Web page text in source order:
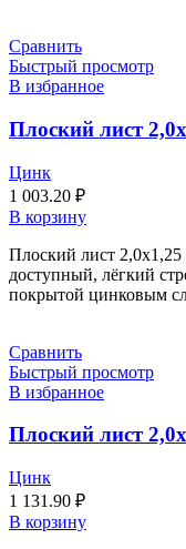
Сравнить
Быстрый просмотр
В избранное
Плоский лист
Цинк
1 003.20 ₽
В корзину
Плоский лист
доступный, лёгкий
покрытой цинковым
Сравнить
Быстрый просмотр
В избранное
Плоский лист
Цинк
1 131.90 ₽
В корзину